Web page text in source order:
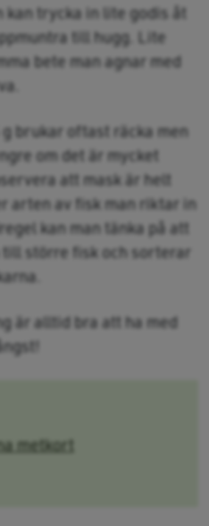
kan trycka in lite godis åt
till hugg. Lite
bete man agnar med
brukar oftast räcka men
om det är mycket
att mask är helt
arten av fisk man riktar in
kan man tänka på att
större fisk och sorterar
är alltid bra att ha med
metkort